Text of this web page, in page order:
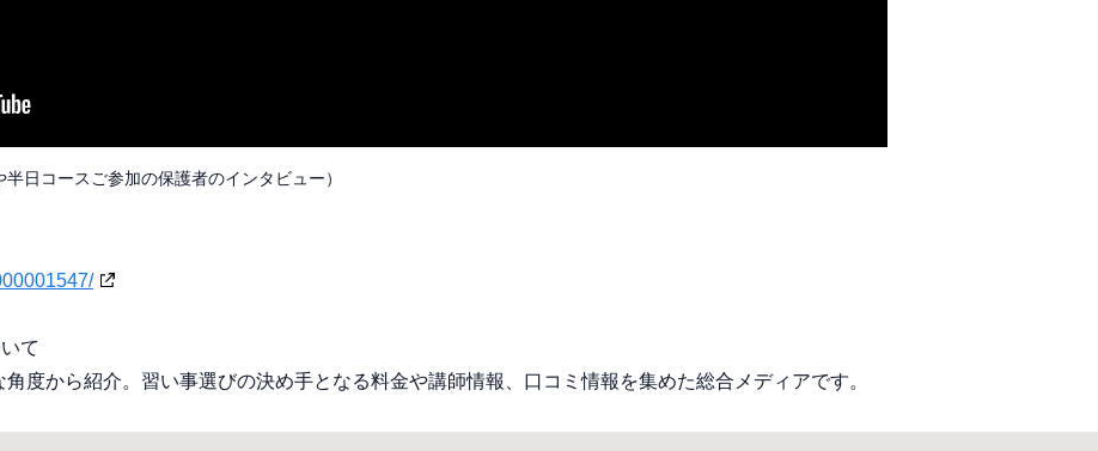
日コースご参加の保護者のインタビュー）
て
度から紹介。習い事選びの決め手となる料金や講師情報、口コミ情報を集めた総合メディアです。